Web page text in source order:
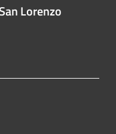
Lorenzo